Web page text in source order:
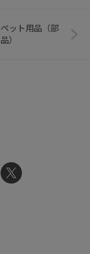
ペット用品（部
品）